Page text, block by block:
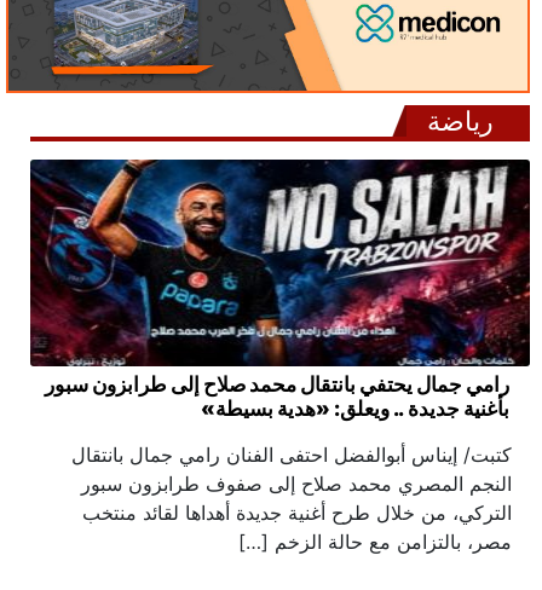
رياضة
رامي جمال يحتفي بانتقال محمد صلاح إلى طرابزون سبور
بأغنية جديدة .. ويعلق: «هدية بسيطة»
كتبت/ إيناس أبوالفضل احتفى الفنان رامي جمال بانتقال
النجم المصري محمد صلاح إلى صفوف طرابزون سبور
التركي، من خلال طرح أغنية جديدة أهداها لقائد منتخب
مصر، بالتزامن مع حالة الزخم […]